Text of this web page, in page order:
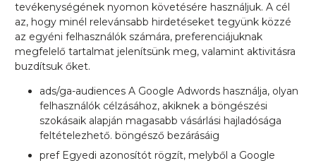
tevékenységének nyomon követésére használjuk. A cél
az, hogy minél relevánsabb hirdetéseket tegyünk közzé
az egyéni felhasználók számára, preferenciájuknak
megfelelő tartalmat jelenítsünk meg, valamint aktivitásra
buzdítsuk őket.
ads/ga-audiences A Google Adwords használja, olyan
felhasználók célzásához, akiknek a böngészési
szokásaik alapján magasabb vásárlási hajladósága
feltételezhető. böngésző bezárásáig
pref Egyedi azonosítót rögzít, melyből a Google